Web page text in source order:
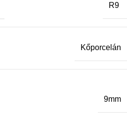
R9
Kőporcelán
9mm